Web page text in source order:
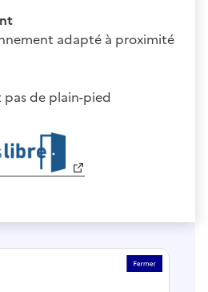
adapté à proximité
pas de plain-pied